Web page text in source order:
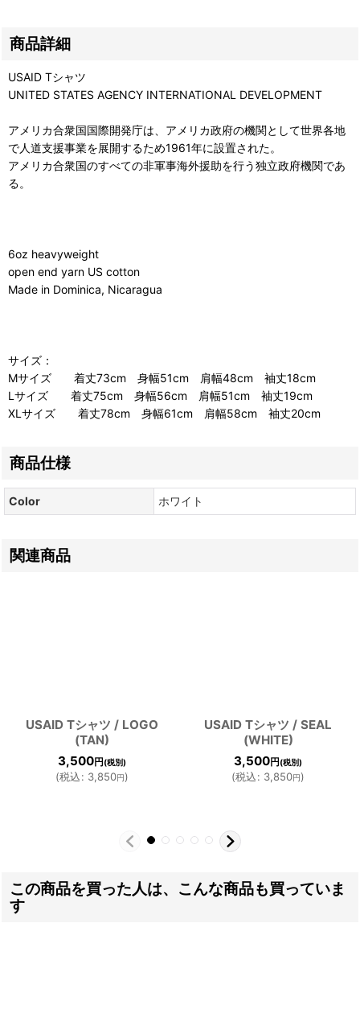
商品詳細
USAID Tシャツ
UNITED STATES AGENCY INTERNATIONAL DEVELOPMENT
アメリカ合衆国国際開発庁は、アメリカ政府の機関として世界各地
で人道支援事業を展開するため1961年に設置された。
アメリカ合衆国のすべての非軍事海外援助を行う独立政府機関であ
る。
6oz heavyweight
open end yarn US cotton
Made in Dominica, Nicaragua
サイズ：
Mサイズ 着丈73cm 身幅51cm 肩幅48cm 袖丈18cm
Lサイズ 着丈75cm 身幅56cm 肩幅51cm 袖丈19cm
XLサイズ 着丈78cm 身幅61cm 肩幅58cm 袖丈20cm
商品仕様
Color ホワイト
関連商品
USAID Tシャツ / LOGO
(TAN)
3,500円 (税別)
(税込: 3,850円)
USAID Tシャツ / SEAL
(WHITE)
3,500円 (税別)
(税込: 3,850円)
この商品を買った人は、こんな商品も買っていま
す